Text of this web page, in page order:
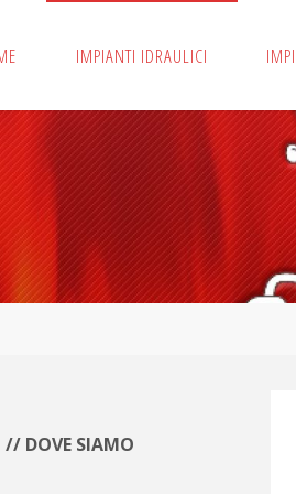
IMPIANTI IDRAULICI
DOVE SIAMO